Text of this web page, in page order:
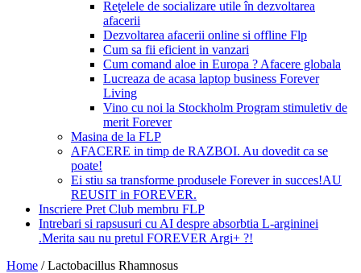
Reţelele de socializare utile în dezvoltarea
afacerii
Dezvoltarea afacerii online si offline Flp
Cum sa fii eficient in vanzari
Cum comand aloe in Europa ? Afacere globala
Lucreaza de acasa laptop business Forever
Living
Vino cu noi la Stockholm Program stimuletiv de
merit Forever
Masina de la FLP
AFACERE in timp de RAZBOI. Au dovedit ca se
poate!
Ei stiu sa transforme produsele Forever in succes!AU
REUSIT in FOREVER.
Inscriere Pret Club membru FLP
Intrebari si rapsusuri cu AI despre absorbtia L-argininei
.Merita sau nu pretul FOREVER Argi+ ?!
Home / Lactobacillus Rhamnosus